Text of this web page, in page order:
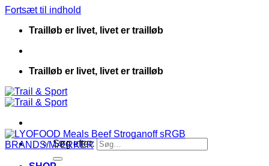
Fortsæt til indhold
Trailløb er livet, livet er trailløb
Trailløb er livet, livet er trailløb
Søg efter:
BRANDS/MÆRKER